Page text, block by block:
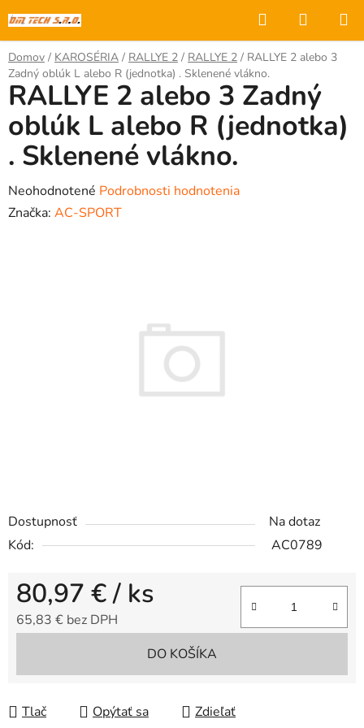
na
obsah
Hľadať
KOŠÍK
Domov / KAROSÉRIA / RALLYE 2 / RALLYE 2 / RALLYE 2 alebo 3
Zadný oblúk L alebo R (jednotka) . Sklenené vlákno.
Dostupnosť
Na dotaz
Kód:
AC0789
80,97 €/ ks
65,83 € bez DPH
DO KOŠÍKA
Tlač Opýtať sa Zdieľať
RALLYE 2 alebo 3 Zadný
oblúk L alebo R (jednotka)
. Sklenené vlákno.
Priemerné
hodnotenie
Neohodnotené Podrobnosti hodnotenia
Značka: AC-SPORT